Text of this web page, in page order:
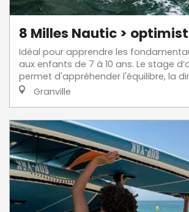
8 Milles Nautic > optimist
Idéal pour apprendre les
aux enfants de 7 à 10 ans. Le stage
permet d'appréhender l'équilibre, la
Granville